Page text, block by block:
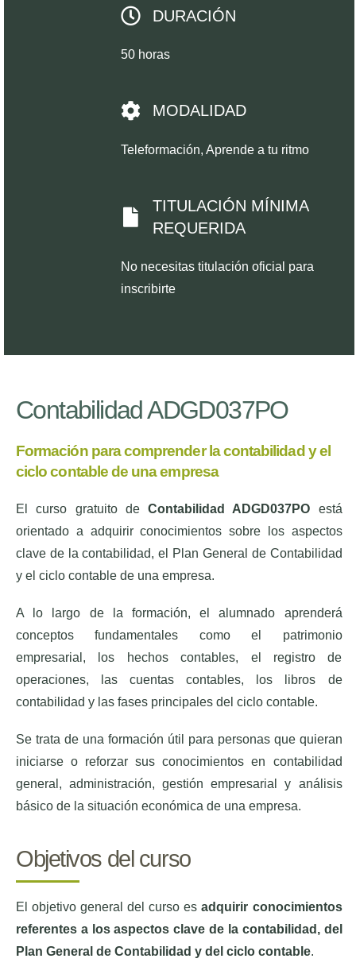
DURACIÓN
50 horas
MODALIDAD
Teleformación, Aprende a tu ritmo
TITULACIÓN MÍNIMA
REQUERIDA
No necesitas titulación oficial para
inscribirte
Contabilidad ADGD037PO
Formación para comprender la contabilidad y el
ciclo contable de una empresa
El curso gratuito de Contabilidad ADGD037PO está
orientado a adquirir conocimientos sobre los aspectos
clave de la contabilidad, el Plan General de Contabilidad
y el ciclo contable de una empresa.
A lo largo de la formación, el alumnado aprenderá
conceptos fundamentales como el patrimonio
empresarial, los hechos contables, el registro de
operaciones, las cuentas contables, los libros de
contabilidad y las fases principales del ciclo contable.
Se trata de una formación útil para personas que quieran
iniciarse o reforzar sus conocimientos en contabilidad
general, administración, gestión empresarial y análisis
básico de la situación económica de una empresa.
Objetivos del curso
El objetivo general del curso esadquirir conocimientos
referentes a los aspectos clave de la contabilidad, del
Plan General de Contabilidad y del ciclo contable.